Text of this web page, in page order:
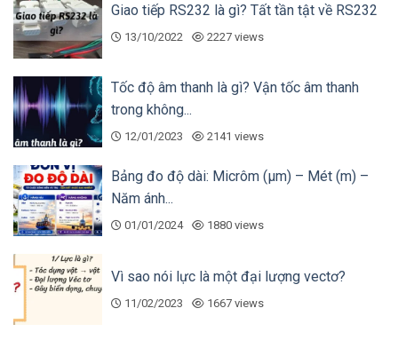
Giao tiếp RS232 là gì? Tất tần tật về RS232
13/10/2022 2227 views
Tốc độ âm thanh là gì? Vận tốc âm thanh
trong không...
12/01/2023 2141 views
Bảng đo độ dài: Micrôm (µm) – Mét (m) –
Năm ánh...
01/01/2024 1880 views
Vì sao nói lực là một đại lượng vectơ?
11/02/2023 1667 views